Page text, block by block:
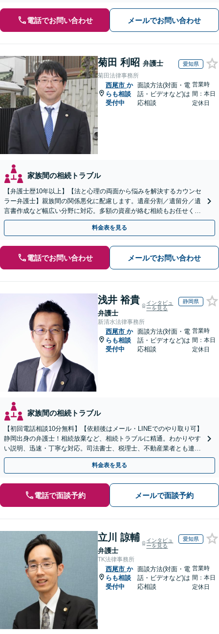
電話でお問い合わせ メールでお問い合わせ
菊田 利昭 弁護士 愛知県
菊田法律事務所
西尾市 か
らも相談
受付中
面談方法(対面・電
話・ビデオなど)は
応相談
営業時
間：本日
定休日
家族間の相続トラブル
【弁護士歴10年以上】【法と心理の両面から悩みを解決するカウンセ
ラー弁護士】親族間の関係悪化に配慮します。遺産分割／遺留分／遺
言書作成など幅広い分野に対応。多額の資産が絡む相続もお任せくだ
さい。【夜間・休日の相談可能】【駐車場完備】
料金表を見る
電話でお問い合わせ メールでお問い合わせ
浅井 裕貴
弁護士
インタビュ
ーを見る
静岡県
新清水法律事務所
西尾市 か
らも相談
受付中
面談方法(対面・電
話・ビデオなど)は
応相談
営業時
間：本日
定休日
家族間の相続トラブル
【初回電話相談10分無料】【依頼後はメール・LINEでのやり取り可】
静岡出身の弁護士！相続放棄など、相続トラブルに精通。わかりやす
い説明、迅速・丁寧な対応。司法書士、税理士、不動産業者とも連携
し、遺産相続をトータルサポート【完全個室相談】
料金表を見る
電話で面談予約 メールで面談予約
立川 諒輔
弁護士
インタビュ
ーを見る
愛知県
TK法律事務所
西尾市 か
らも相談
受付中
面談方法(対面・電
話・ビデオなど)は
応相談
営業時
間：本日
定休日